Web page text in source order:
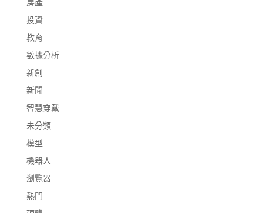
投資
教育
數據分析
新創
新聞
智慧穿戴
未分類
模型
機器人
瀏覽器
熱門